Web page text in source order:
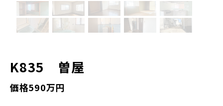
K835 曽屋
価格590万円